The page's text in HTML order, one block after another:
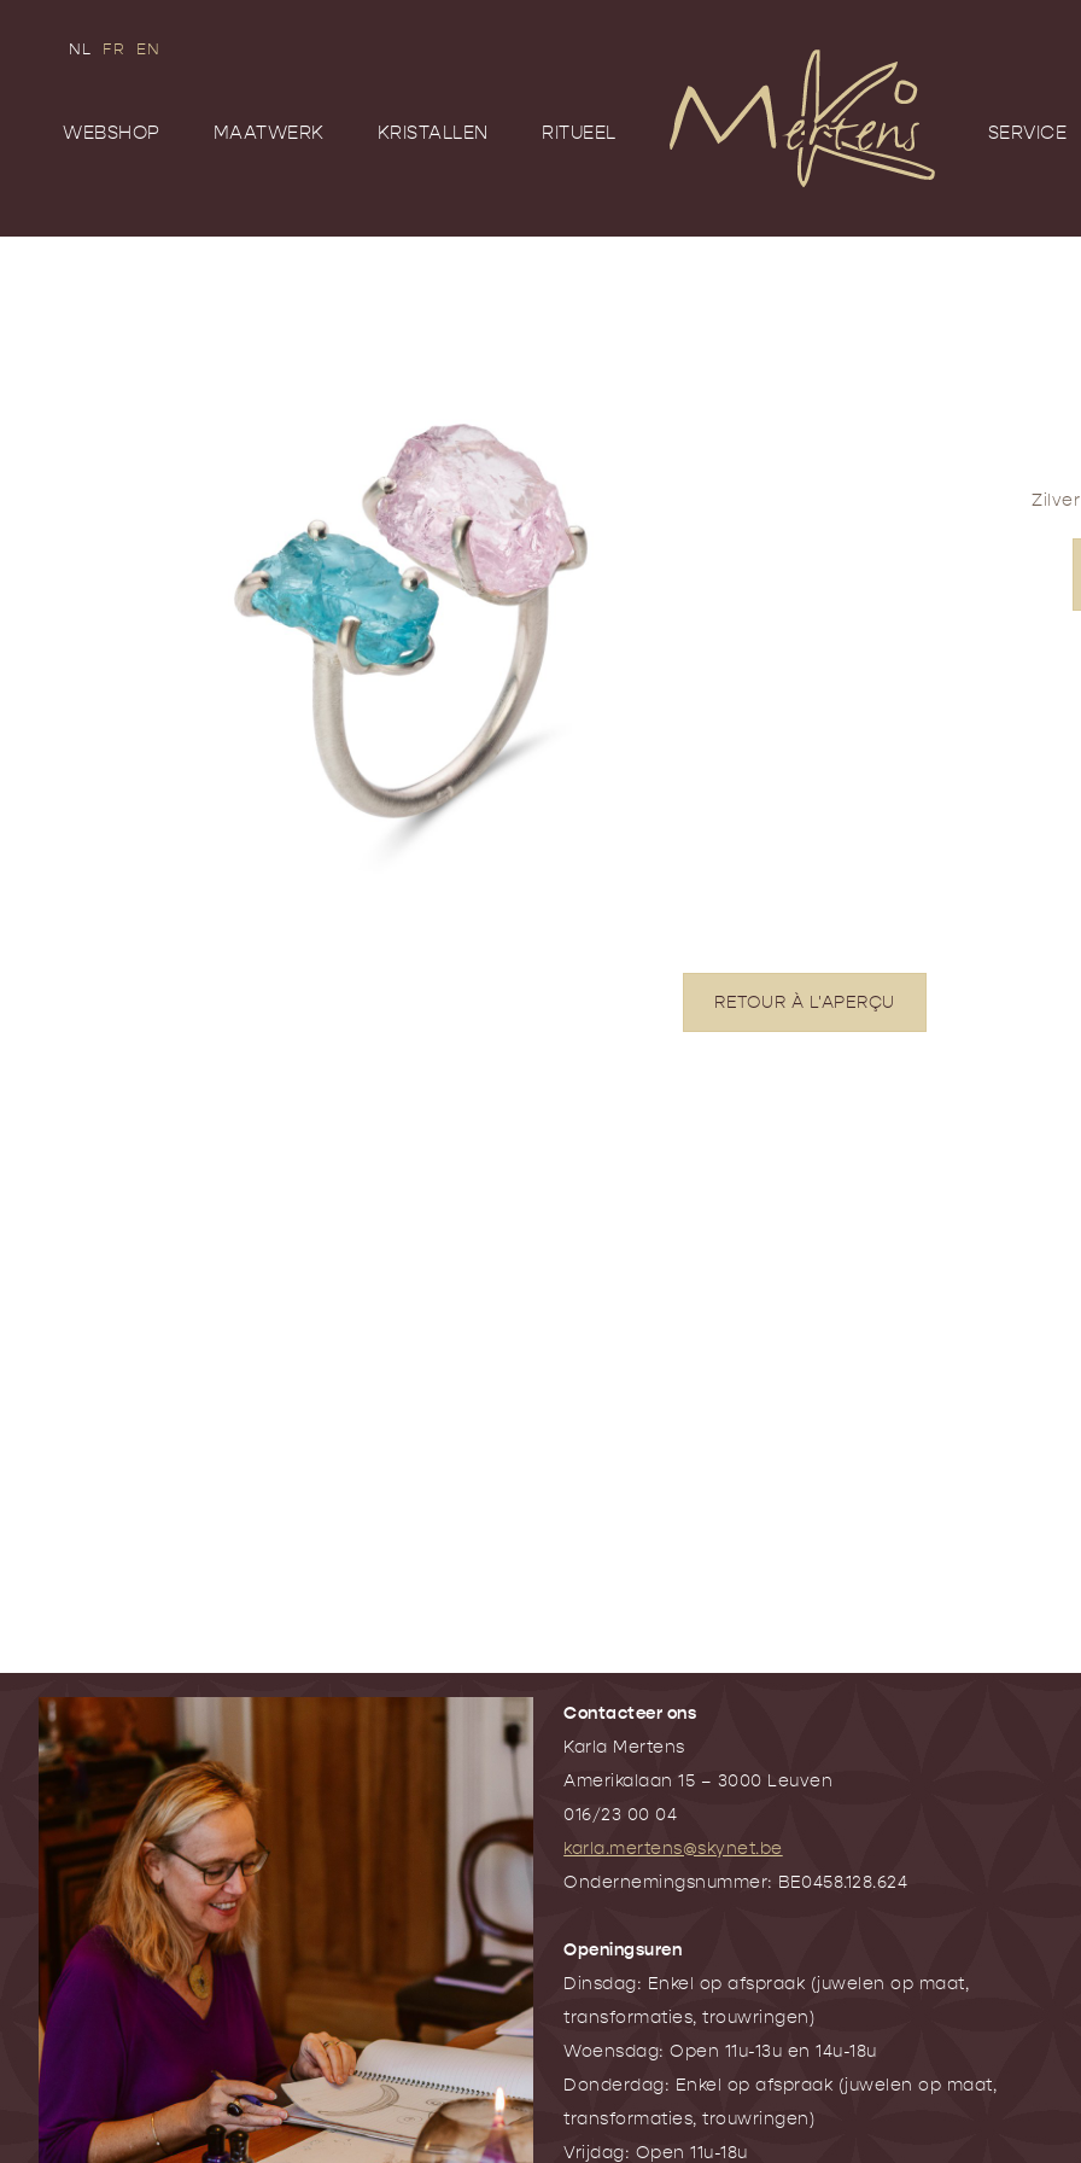
NL FR EN
WEBSHOP MAATWERK KRISTALLEN RITUEEL SERVICE
RETOUR À L'APERÇU
Contacteer ons
Karla Mertens
Amerikalaan 15 – 3000 Leuven
016/23 00 04
karla.mertens@skynet.be
Ondernemingsnummer: BE0458.128.624
Openingsuren
Dinsdag: Enkel op afspraak (juwelen op maat,
transformaties, trouwringen)
Woensdag: Open 11u-13u en 14u-18u
Donderdag: Enkel op afspraak (juwelen op maat,
transformaties, trouwringen)
Vrijdag: Open 11u-18u